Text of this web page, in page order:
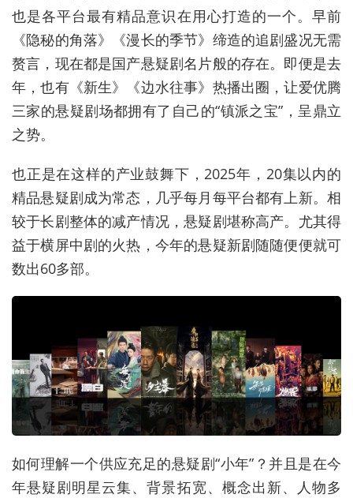
也是各平台最有精品意识在用心打造的一个。早前
《隐秘的角落》《漫长的季节》缔造的追剧盛况无需
赘言，现在都是国产悬疑剧名片般的存在。即便是去
年，也有《新生》《边水往事》热播出圈，让爱优腾
三家的悬疑剧场都拥有了自己的“镇派之宝”，呈鼎立
之势。
也正是在这样的产业鼓舞下，2025年，20集以内的
精品悬疑剧成为常态，几乎每月每平台都有上新。相
较于长剧整体的减产情况，悬疑剧堪称高产。尤其得
益于横屏中剧的火热，今年的悬疑新剧随随便便就可
数出60多部。
如何理解一个供应充足的悬疑剧“小年”？并且是在今
年悬疑剧明星云集、背景拓宽、概念出新、人物多